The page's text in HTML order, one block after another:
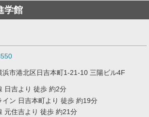
学館
浜市港北区日吉本町1-21-10 三陽ビル4F
日吉より 徒歩 約2分
イン 日吉本町より 徒歩 約19分
元住吉より 徒歩 約21分